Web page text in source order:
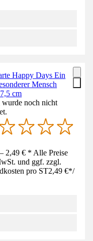
Happy Days Ein
Mensch
cm
noch nicht
2,49 € * Alle Preise
und ggf. zzgl.
pro ST2,49 €*/